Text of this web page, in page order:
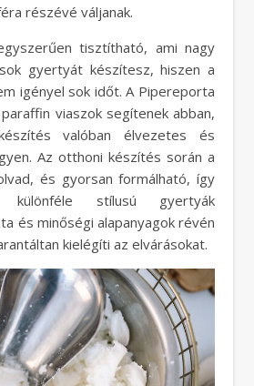
részévé váljanak.
tisztítható, ami nagy
gyertyát készítesz, hiszen a
igényel sok időt. A Pipereporta
viaszok segítenek abban,
valóban élvezetes és
Az otthoni készítés során a
és gyorsan formálható, így
különféle stílusú gyertyák
és minőségi alapanyagok révén
kielégíti az elvárásokat.